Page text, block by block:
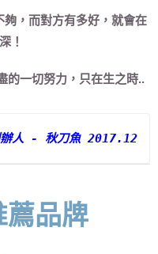
，而對方有多好，就會在
！
的一切努力，只在生之時..
辦人 - 秋刀魚 2017.12
薦品牌